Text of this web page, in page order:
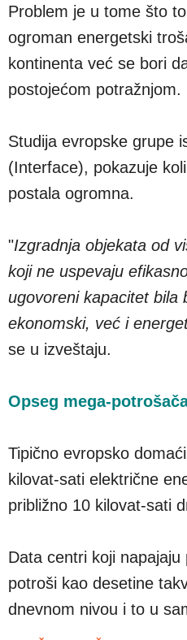
Problem je u tome što
ogroman energetski
kontinenta već se bori
postojećom potražnjom.
Studija evropske grupe
(Interface), pokazuje
postala ogromna.
"Izgradnja objekata od
koji ne uspevaju
ugovoreni kapacitet bila
ekonomski, već i
se u izveštaju.
Opseg mega-
Tipično evropsko
kilovat-sati električne
približno 10 kilovat-sati
Data centri koji
potroši kao desetine
dnevnom nivou i to u